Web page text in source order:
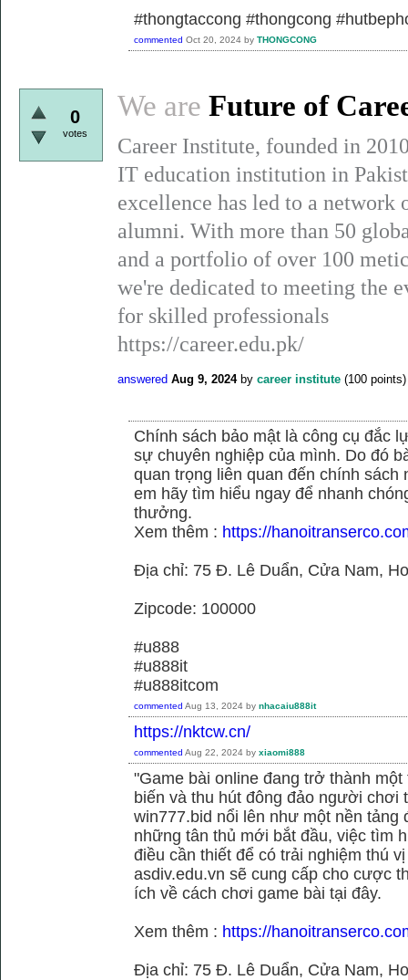
#thongtaccong #thongcong
commented Oct 20, 2024 by THONGCONG
0
votes
We are Future of
Career Institute, founded in
IT education institution in
excellence has led to a network
alumni. With more than 50
and a portfolio of over 100
we're dedicated to meeting the
for skilled professionals
https://career.edu.pk/
answered Aug 9, 2024 by career institute (100 points)
Chính sách bảo mật là công cụ đắc
sự chuyên nghiệp của mình. Do đó
quan trọng liên quan đến chính
em hãy tìm hiểu ngay để nhanh
thưởng.
Xem thêm : https://
Địa chỉ: 75 Đ. Lê Duẩn, Cửa Nam,
Zipcode: 100000
#u888
#u888it
#u888itcom
commented Aug 13, 2024 by nhacaiu888it
https://nktcw.cn/
commented Aug 22, 2024 by xiaomi888
"Game bài online đang trở thành
biến và thu hút đông đảo người chơi
win777.bid nổi lên như một nền
những tân thủ mới bắt đầu, việc tìm
điều cần thiết để có trải nghiệm thú
asdiv.edu.vn sẽ cung cấp cho cược
ích về cách chơi game bài tại đây.
Xem thêm : https://
Địa chỉ: 75 Đ. Lê Duẩn, Cửa Nam,